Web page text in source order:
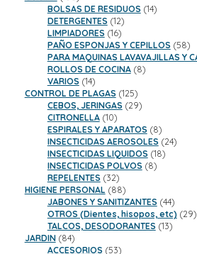
productos
BOLSAS DE RESIDUOS 1414
DETERGENTES 1212
productos
LIMPIADORES 1616
productos
PAÑO ESPONJAS Y CEPILLOS 5858
PARA MAQUINAS LAVAVAJILLAS Y
ROLLOS DE COCINA 88
VARIOS 1414
productos
CONTROL DE PLAGAS 125125
productos
CEBOS, JERINGAS 2929
CITRONELLA 1010
productos
ESPIRALES Y APARATOS 88
productos
INSECTICIDAS AEROSOLES 2424
INSECTICIDAS LIQUIDOS 1818
INSECTICIDAS POLVOS 88
REPELENTES 3232
productos
HIGIENE PERSONAL 8888
productos
JABONES Y SANITIZANTES 4444
OTROS (Dientes, hisopos, etc) 29
TALCOS, DESODORANTES 1313
JARDIN 8484
productos
ACCESORIOS 5353